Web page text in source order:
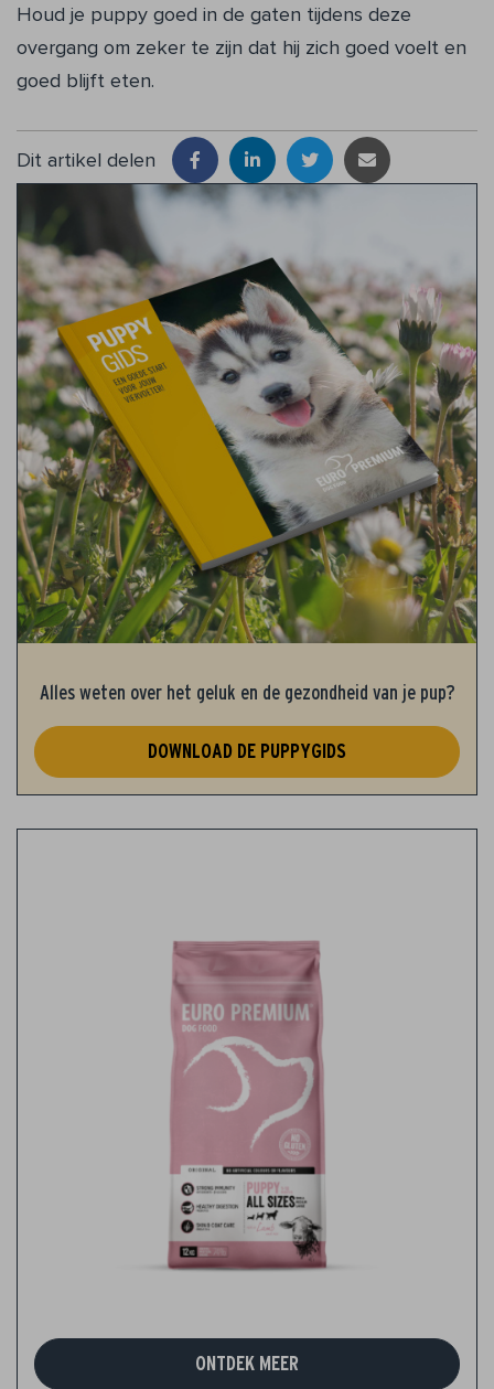
Houd je puppy goed in de gaten tijdens deze
overgang om zeker te zijn dat hij zich goed voelt en
goed blijft eten.
Dit artikel delen
Alles weten over het geluk en de gezondheid van je pup?
DOWNLOAD DE PUPPYGIDS
ONTDEK MEER